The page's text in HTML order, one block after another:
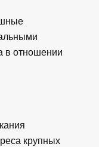
в отношении
крупных